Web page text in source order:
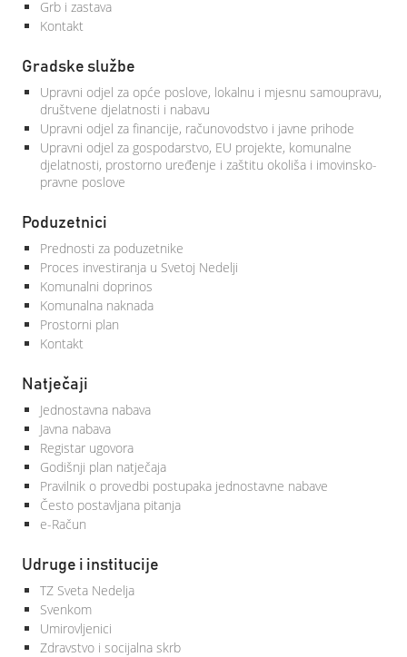
Grb i zastava
Kontakt
Gradske službe
Upravni odjel za opće poslove, lokalnu i mjesnu samoupravu,
društvene djelatnosti i nabavu
Upravni odjel za financije, računovodstvo i javne prihode
Upravni odjel za gospodarstvo, EU projekte, komunalne
djelatnosti, prostorno uređenje i zaštitu okoliša i imovinsko-
pravne poslove
Poduzetnici
Prednosti za poduzetnike
Proces investiranja u Svetoj Nedelji
Komunalni doprinos
Komunalna naknada
Prostorni plan
Kontakt
Natječaji
Jednostavna nabava
Javna nabava
Registar ugovora
Godišnji plan natječaja
Pravilnik o provedbi postupaka jednostavne nabave
Često postavljana pitanja
e-Račun
Udruge i institucije
TZ Sveta Nedelja
Svenkom
Umirovljenici
Zdravstvo i socijalna skrb